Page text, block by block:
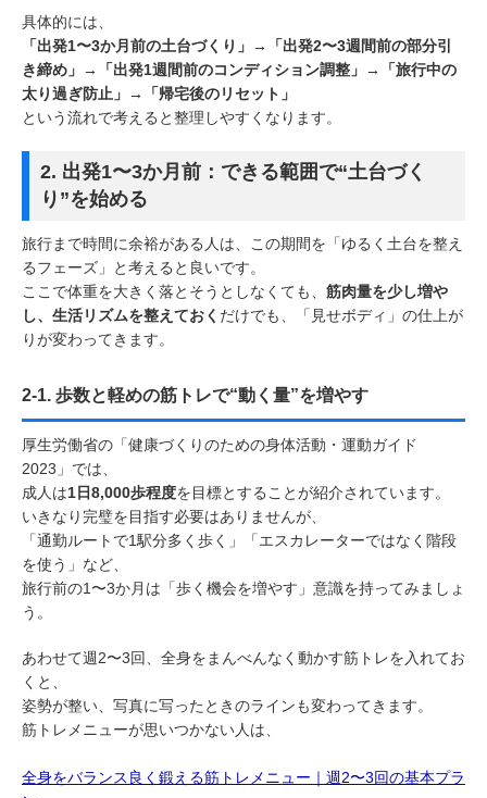
具体的には、
「出発1〜3か月前の土台づくり」→「出発2〜3週間前の部分引
き締め」→「出発1週間前のコンディション調整」→「旅行中の
太り過ぎ防止」→「帰宅後のリセット」
という流れで考えると整理しやすくなります。
2. 出発1〜3か月前：できる範囲で“土台づく
り”を始める
旅行まで時間に余裕がある人は、この期間を「ゆるく土台を整え
るフェーズ」と考えると良いです。
ここで体重を大きく落とそうとしなくても、 筋肉量を少し増や
し、生活リズムを整えておく だけでも、「見せボディ」の仕上が
りが変わってきます。
2-1. 歩数と軽めの筋トレで“動く量”を増やす
厚生労働省の「健康づくりのための身体活動・運動ガイド
2023」では、
成人は1日8,000歩程度を目標とすることが紹介されています。
いきなり完璧を目指す必要はありませんが、
「通勤ルートで1駅分多く歩く」「エスカレーターではなく階段
を使う」など、
旅行前の1〜3か月は「歩く機会を増やす」意識を持ってみましょ
う。
あわせて週2〜3回、全身をまんべんなく動かす筋トレを入れてお
くと、
姿勢が整い、写真に写ったときのラインも変わってきます。
筋トレメニューが思いつかない人は、
全身をバランス良く鍛える筋トレメニュー｜週2〜3回の基本プラ